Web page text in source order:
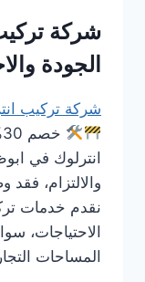
شركة
الجودة
شركة تركيب
انترلوك في
والالتزام،
نقدم خدمات
الاحتياجات،
المساحات